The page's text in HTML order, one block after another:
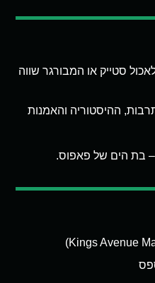
סטייק או המבורגר שווה
ההיסטוריה והאמנות